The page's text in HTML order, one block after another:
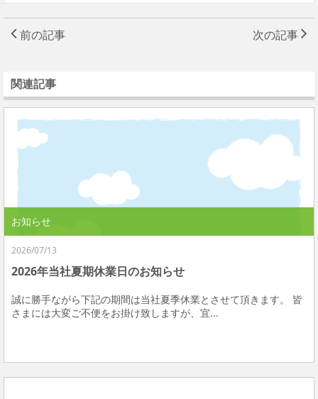
前の記事 次の記事
関連記事
お知らせ
2026/07/13
2026年当社夏期休業日のお知らせ
誠に勝手ながら下記の期間は当社夏季休業とさせて頂きます。 皆
さまには大変ご不便をお掛け致しますが、宜...